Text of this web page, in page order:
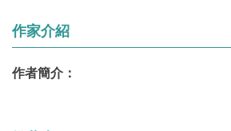
作家介紹
作者簡介：